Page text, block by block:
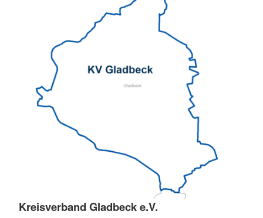
Kreisverband Gladbeck e.V.